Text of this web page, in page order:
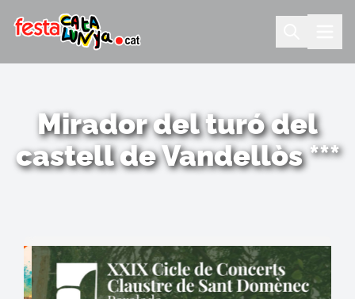
Mirador del turó del
castell de Vandellòs ***